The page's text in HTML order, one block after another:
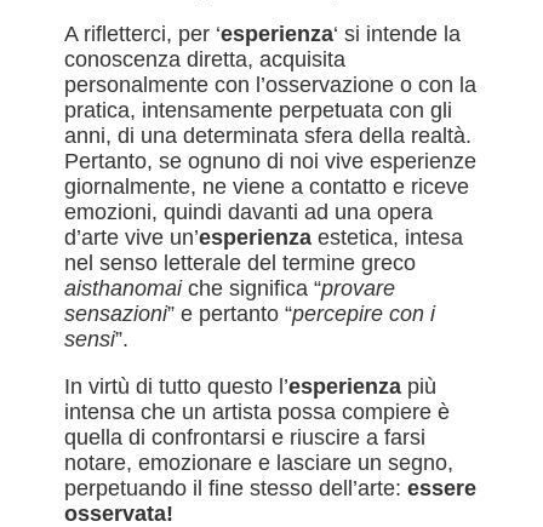
A rifletterci, per ‘esperienza‘ si intende la
conoscenza diretta, acquisita
personalmente con l’osservazione o con la
pratica, intensamente perpetuata con gli
anni, di una determinata sfera della realtà.
Pertanto, se ognuno di noi vive esperienze
giornalmente, ne viene a contatto e riceve
emozioni, quindi davanti ad una opera
d’arte vive un’esperienza estetica, intesa
nel senso letterale del termine greco
aisthanomaiche significa “provare
sensazioni” e pertanto “percepire con i
sensi”.
In virtù di tutto questo l’esperienzapiù
intensa che un artista possa compiere è
quella di confrontarsi e riuscire a farsi
notare, emozionare e lasciare un segno,
perpetuando il fine stesso dell’arte: essere
osservata!